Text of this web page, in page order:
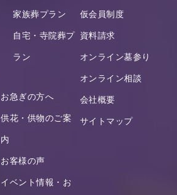
家族葬プラン
自宅・寺院葬プ
ラン
お急ぎの方へ
供花・供物のご案
内
お客様の声
イベント情報・お
仮会員制度
資料請求
オンライン墓参り
オンライン相談
会社概要
サイトマップ